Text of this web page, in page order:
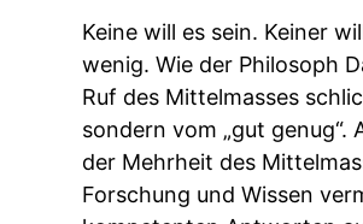
Keine will es sein. Keiner
wenig. Wie der Philosoph
Ruf des Mittelmasses
sondern vom „gut
der Mehrheit des
Forschung und Wissen